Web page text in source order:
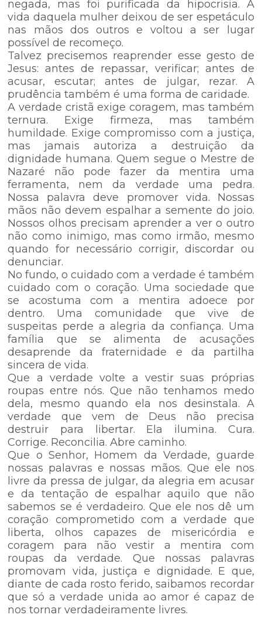
negada, mas foi purificada da hipocrisia. A
vida daquela mulher deixou de ser espetáculo
nas mãos dos outros e voltou a ser lugar
possível de recomeço.
Talvez precisemos reaprender esse gesto de
Jesus: antes de repassar, verificar; antes de
acusar, escutar; antes de julgar, rezar. A
prudência também é uma forma de caridade.
A verdade cristã exige coragem, mas também
ternura. Exige firmeza, mas também
humildade. Exige compromisso com a justiça,
mas jamais autoriza a destruição da
dignidade humana. Quem segue o Mestre de
Nazaré não pode fazer da mentira uma
ferramenta, nem da verdade uma pedra.
Nossa palavra deve promover vida. Nossas
mãos não devem espalhar a semente do joio.
Nossos olhos precisam aprender a ver o outro
não como inimigo, mas como irmão, mesmo
quando for necessário corrigir, discordar ou
denunciar.
No fundo, o cuidado com a verdade é também
cuidado com o coração. Uma sociedade que
se acostuma com a mentira adoece por
dentro. Uma comunidade que vive de
suspeitas perde a alegria da confiança. Uma
família que se alimenta de acusações
desaprende da fraternidade e da partilha
sincera de vida.
Que a verdade volte a vestir suas próprias
roupas entre nós. Que não tenhamos medo
dela, mesmo quando ela nos desinstala. A
verdade que vem de Deus não precisa
destruir para libertar. Ela ilumina. Cura.
Corrige. Reconcilia. Abre caminho.
Que o Senhor, Homem da Verdade, guarde
nossas palavras e nossas mãos. Que ele nos
livre da pressa de julgar, da alegria em acusar
e da tentação de espalhar aquilo que não
sabemos se é verdadeiro. Que ele nos dê um
coração comprometido com a verdade que
liberta, olhos capazes de misericórdia e
coragem para não vestir a mentira com
roupas da verdade. Que nossas palavras
promovam vida, justiça e dignidade. E que,
diante de cada rosto ferido, saibamos recordar
que só a verdade unida ao amor é capaz de
nos tornar verdadeiramente livres.